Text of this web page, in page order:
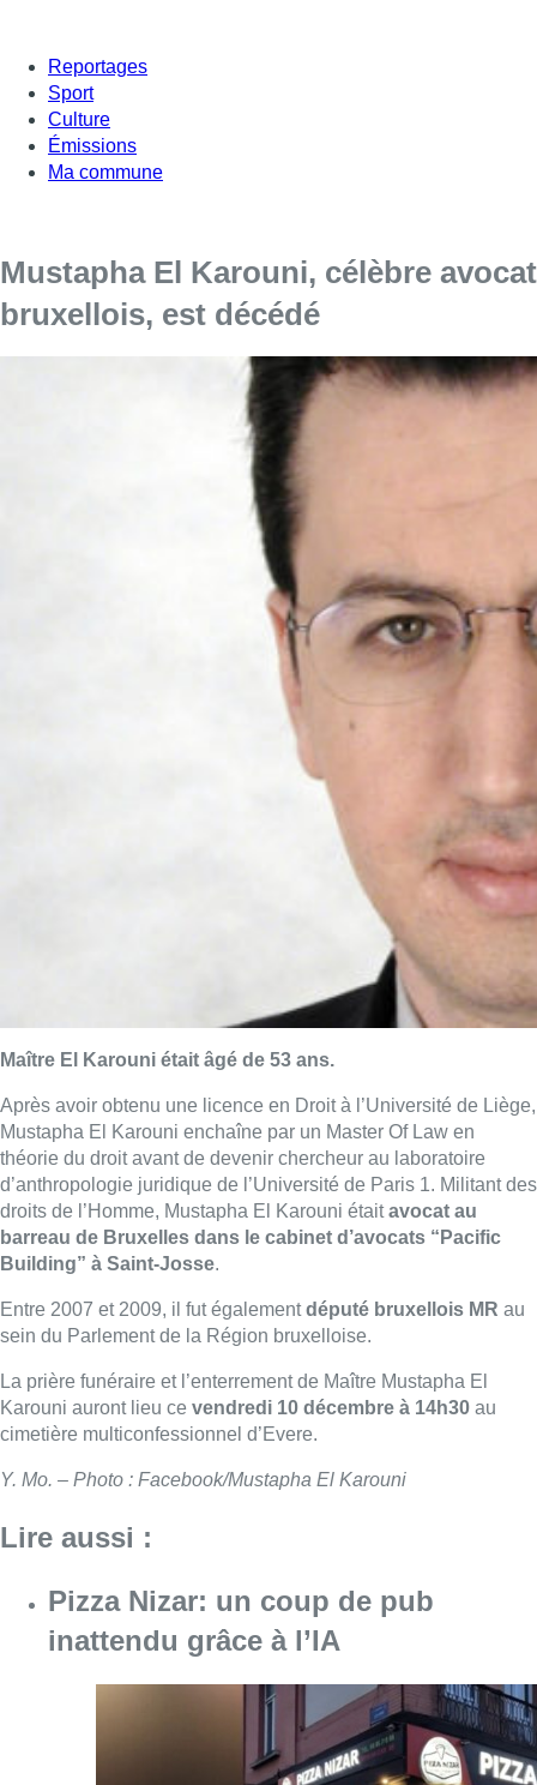
Reportages
Sport
Culture
Émissions
Ma commune
Mustapha El Karouni, célèbre avocat
bruxellois, est décédé
Maître El Karouni était âgé de 53 ans.
Après avoir obtenu une licence en Droit à l’Université de Liège,
Mustapha El Karouni enchaîne par un Master Of Law en
théorie du droit avant de devenir chercheur au laboratoire
d’anthropologie juridique de l’Université de Paris 1. Militant des
droits de l’Homme, Mustapha El Karouni étaitavocat au
barreau de Bruxelles dans le cabinet d’avocats “Pacific
Building” à Saint-Josse.
Entre 2007 et 2009, il fut égalementdéputé bruxellois MR au
sein du Parlement de la Région bruxelloise.
La prière funéraire et l’enterrement de Maître Mustapha El
Karouni auront lieu ce vendredi 10 décembre à 14h30 au
cimetière multiconfessionnel d’Evere.
Y. Mo. – Photo : Facebook/Mustapha El Karouni
Lire aussi :
Pizza Nizar: un coup de pub
inattendu grâce à l’IA